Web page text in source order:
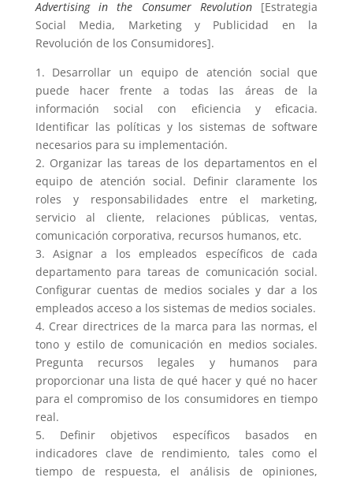
Advertising in the Consumer Revolution[Estrategia
Social Media, Marketing y Publicidad en la
Revolución de los Consumidores].
1. Desarrollar un equipo de atención social que
puede hacer frente a todas las áreas de la
información social con eficiencia y eficacia.
Identificar las políticas y los sistemas de software
necesarios para su implementación.
2. Organizar las tareas de los departamentos en el
equipo de atención social. Definir claramente los
roles y responsabilidades entre el marketing,
servicio al cliente, relaciones públicas, ventas,
comunicación corporativa, recursos humanos, etc.
3. Asignar a los empleados específicos de cada
departamento para tareas de comunicación social.
Configurar cuentas de medios sociales y dar a los
empleados acceso a los sistemas de medios sociales.
4. Crear directrices de la marca para las normas, el
tono y estilo de comunicación en medios sociales.
Pregunta recursos legales y humanos para
proporcionar una lista de qué hacer y qué no hacer
para el compromiso de los consumidores en tiempo
real.
5. Definir objetivos específicos basados en
indicadores clave de rendimiento, tales como el
tiempo de respuesta, el análisis de opiniones,